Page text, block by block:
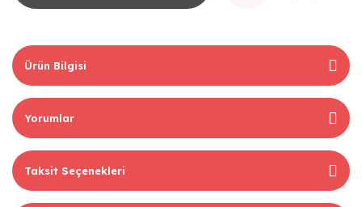
Ürün Bilgisi
Yorumlar
Taksit Seçenekleri